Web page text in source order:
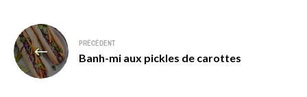
Navigation
de
l’article
PRÉCÉDENT
Banh-mi aux pickles de carottes